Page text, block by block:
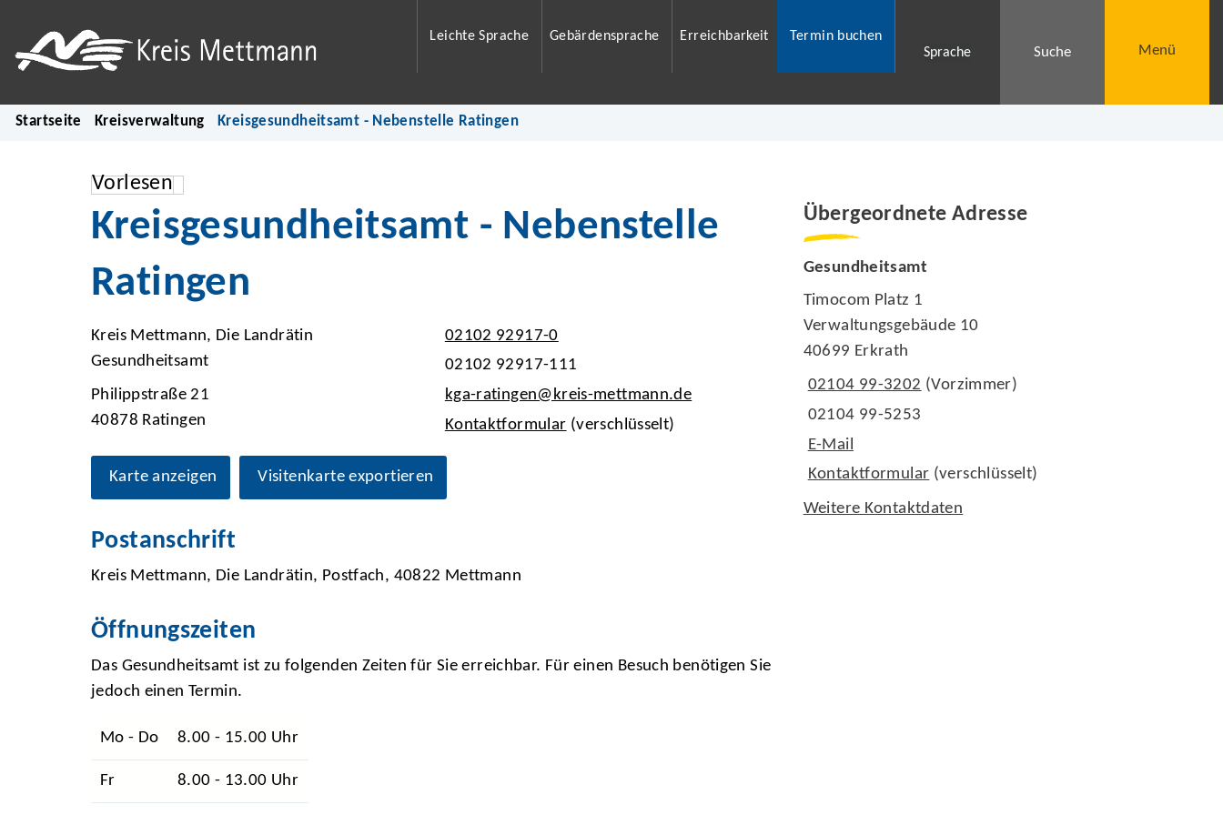
Leichte Sprache Gebärdensprache Erreichbarkeit
Termin buchen
Sprache
Suche Menü
Startseite Kreisverwaltung Kreisgesundheitsamt - Nebenstelle Ratingen
Vorlesen
Kreisgesundheitsamt - Nebenstelle
Ratingen
Kreis Mettmann, Die Landrätin
Gesundheitsamt
Philippstraße 21
40878 Ratingen
02102 92917-0
02102 92917-111
kga-ratingen@kreis-mettmann.de
Kontaktformular (verschlüsselt)
Karte anzeigen Visitenkarte exportieren
Postanschrift
Kreis Mettmann, Die Landrätin, Postfach, 40822 Mettmann
Öffnungszeiten
Das Gesundheitsamt ist zu folgenden Zeiten für Sie erreichbar. Für einen Besuch benötigen Sie
jedoch einen Termin.
Mo - Do 8.00 - 15.00 Uhr
Fr 8.00 - 13.00 Uhr
Übergeordnete Adresse
Gesundheitsamt
Timocom Platz 1
Verwaltungsgebäude 10
40699 Erkrath
02104 99-3202 (Vorzimmer)
02104 99-5253
E-Mail
Kontaktformular (verschlüsselt)
Weitere Kontaktdaten